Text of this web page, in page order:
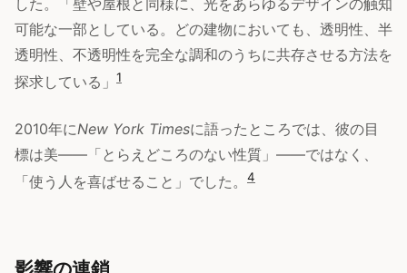
可能な一部としている。どの建物においても、透明性、半
透明性、不透明性を完全な調和のうちに共存させる方法を
探求している」 1
2010年にNew York Timesに語ったところでは、彼の目
標は美——「とらえどころのない性質」——ではなく、
「使う人を喜ばせること」でした。
4